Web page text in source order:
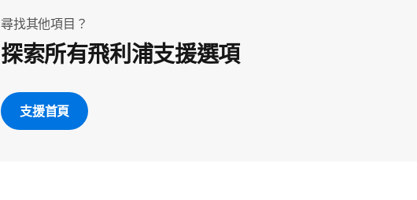
尋找其他項目？
探索所有飛利浦支援選項
支援首頁